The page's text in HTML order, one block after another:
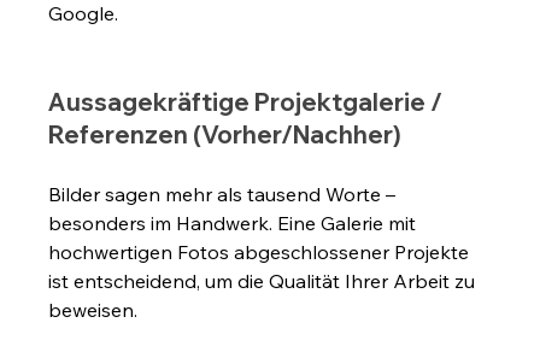
Google.
Aussagekräftige Projektgalerie /
Referenzen (Vorher/Nachher)
Bilder sagen mehr als tausend Worte –
besonders im Handwerk. Eine Galerie mit
hochwertigen Fotos abgeschlossener Projekte
ist entscheidend, um die Qualität Ihrer Arbeit zu
beweisen.